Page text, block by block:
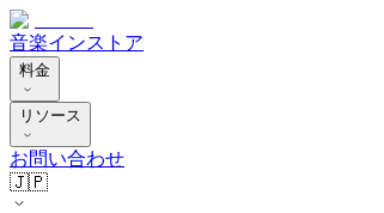
音楽インストア
料金
リソース
お問い合わせ
🇯🇵